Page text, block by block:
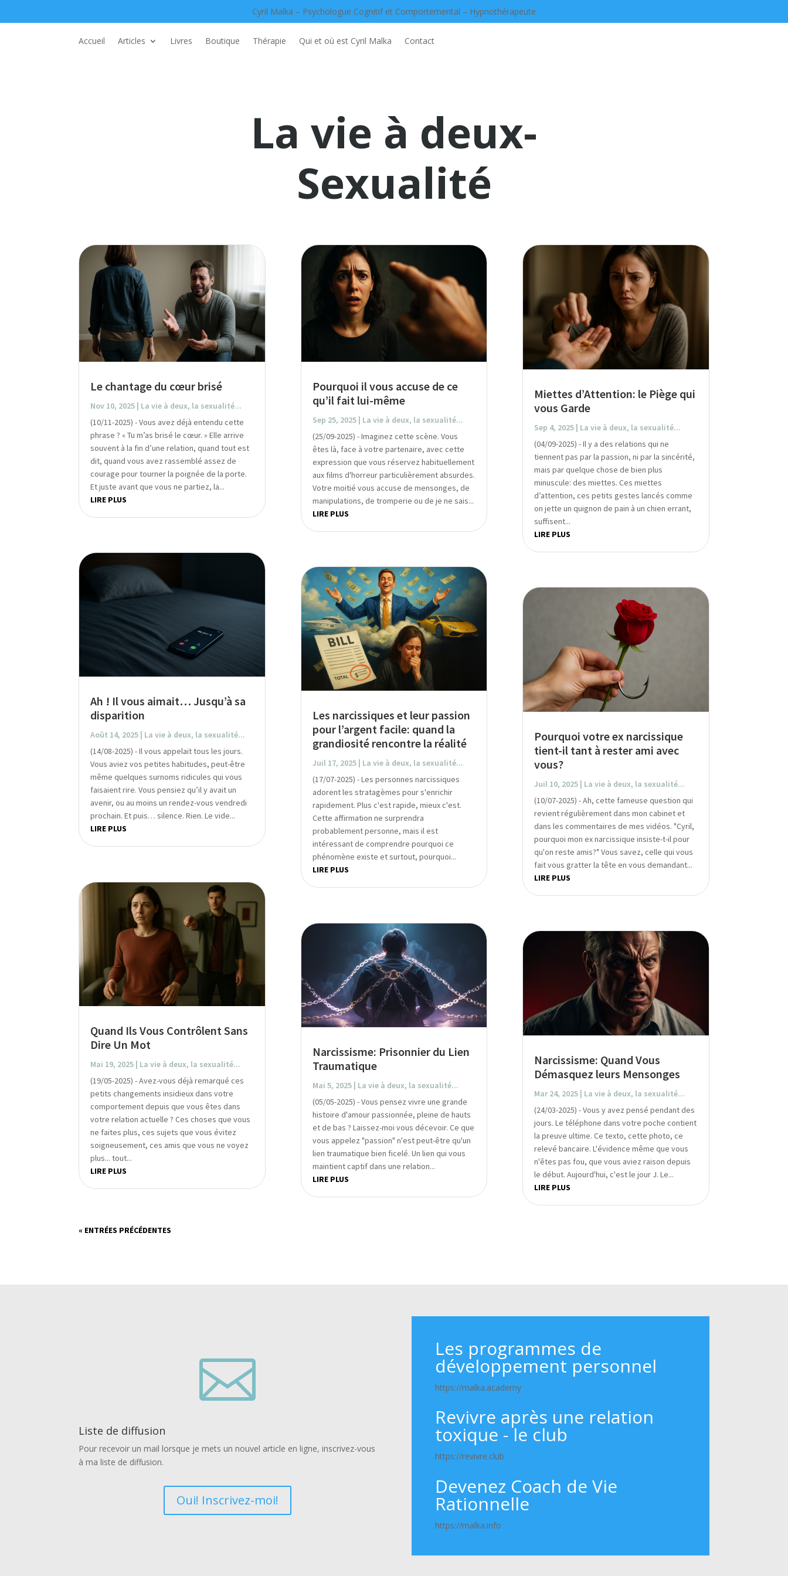
Cyril Malka – Psychologue Cognitif et Comportemental – Hypnothérapeute
Accueil Articles Livres Boutique Thérapie Qui et où est Cyril Malka Contact
La vie à deux-
Sexualité
Le chantage du cœur brisé
Nov 10, 2025 | La vie à deux, la sexualité...
(10/11-2025) - Vous avez déjà entendu cette
phrase ? « Tu m’as brisé le cœur. » Elle arrive
souvent à la fin d’une relation, quand tout est
dit, quand vous avez rassemblé assez de
courage pour tourner la poignée de la porte.
Et juste avant que vous ne partiez, la...
LIRE PLUS
Ah ! Il vous aimait… Jusqu’à sa
disparition
Août 14, 2025
La vie à deux, la sexualité...
(14/08-2025) - Il vous appelait tous les jours.
Vous aviez vos petites habitudes, peut-être
même quelques surnoms ridicules qui vous
faisaient rire. Vous pensiez qu’il y avait un
avenir, ou au moins un rendez-vous vendredi
prochain. Et puis… silence. Rien. Le vide...
LIRE PLUS
Quand Ils Vous Contrôlent Sans
Dire Un Mot
Mai 19, 2025 | La vie à deux, la sexualité...
(19/05-2025) - Avez-vous déjà remarqué ces
petits changements insidieux dans votre
comportement depuis que vous êtes dans
votre relation actuelle ? Ces choses que vous
ne faites plus, ces sujets que vous évitez
soigneusement, ces amis que vous ne voyez
plus... tout...
LIRE PLUS
Pourquoi il vous accuse de ce
qu’il fait lui-même
Sep 25, 2025| La vie à deux, la sexualité...
(25/09-2025) - Imaginez cette scène. Vous
êtes là, face à votre partenaire, avec cette
expression que vous réservez habituellement
aux films d'horreur particulièrement absurdes.
Votre moitié vous accuse de mensonges, de
manipulations, de tromperie ou de je ne sais...
LIRE PLUS
Les narcissiques et leur passion
pour l’argent facile: quand la
grandiosité rencontre la réalité
Juil 17, 2025| La vie à deux, la sexualité...
(17/07-2025) - Les personnes narcissiques
adorent les stratagèmes pour s'enrichir
rapidement. Plus c'est rapide, mieux c'est.
Cette affirmation ne surprendra
probablement personne, mais il est
intéressant de comprendre pourquoi ce
phénomène existe et surtout, pourquoi...
LIRE PLUS
Narcissisme: Prisonnier du Lien
Traumatique
Mai 5, 2025| La vie à deux, la sexualité...
(05/05-2025) - Vous pensez vivre une grande
histoire d'amour passionnée, pleine de hauts
et de bas ? Laissez-moi vous décevoir. Ce que
vous appelez "passion" n'est peut-être qu'un
lien traumatique bien ficelé. Un lien qui vous
maintient captif dans une relation...
LIRE PLUS
Miettes d’Attention: le Piège qui
vous Garde
Sep 4, 2025| La vie à deux, la sexualité...
(04/09-2025) - Il y a des relations qui ne
tiennent pas par la passion, ni par la sincérité,
mais par quelque chose de bien plus
minuscule: des miettes. Ces miettes
d’attention, ces petits gestes lancés comme
on jette un quignon de pain à un chien errant,
suffisent...
LIRE PLUS
Pourquoi votre ex narcissique
tient-il tant à rester ami avec
vous?
Juil 10, 2025| La vie à deux, la sexualité...
(10/07-2025) - Ah, cette fameuse question qui
revient régulièrement dans mon cabinet et
dans les commentaires de mes vidéos. "Cyril,
pourquoi mon ex narcissique insiste-t-il pour
qu'on reste amis?" Vous savez, celle qui vous
fait vous gratter la tête en vous demandant...
LIRE PLUS
Narcissisme: Quand Vous
Démasquez leurs Mensonges
Mar 24, 2025| La vie à deux, la sexualité...
(24/03-2025) - Vous y avez pensé pendant des
jours. Le téléphone dans votre poche contient
la preuve ultime. Ce texto, cette photo, ce
relevé bancaire. L'évidence même que vous
n'êtes pas fou, que vous aviez raison depuis
le début. Aujourd'hui, c'est le jour J. Le...
LIRE PLUS
« ENTRÉES PRÉCÉDENTES

Liste de diffusion
Pour recevoir un mail lorsque je mets un nouvel article en ligne, inscrivez-vous
à ma liste de diffusion.
Oui! Inscrivez-moi!
Les programmes de
développement personnel
https://malka.academy
Revivre après une relation
toxique - le club
https://revivre.club
Devenez Coach de Vie
Rationnelle
https://malka.info